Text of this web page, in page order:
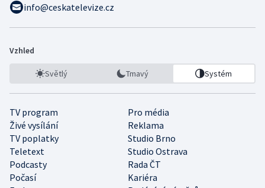
info@ceskatelevize.cz
Vzhled
Světlý Tmavý Systém
TV program
Pro média
Živé vysílání
Reklama
TV poplatky
Studio Brno
Teletext
Studio Ostrava
Podcasty
Rada ČT
Počasí
Kariéra